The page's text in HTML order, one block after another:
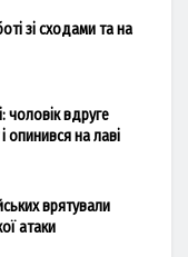
зі сходами та на
чоловік вдруге
на лаві
врятували
атаки